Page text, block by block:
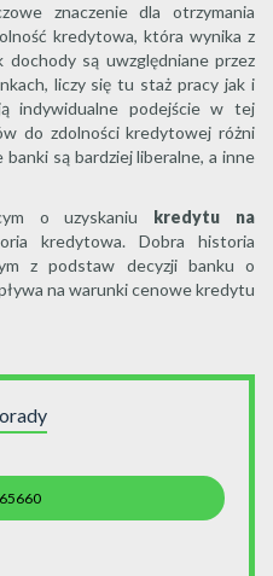
znaczenie dla otrzymania
kredytowa, która wynika z
są uwzględniane przez
liczy się tu staż pracy jak i
indywidualne podejście w tej
do zdolności kredytowej różni
są bardziej liberalne, a inne
o uzyskaniu kredytu na
kredytowa. Dobra historia
z podstaw decyzji banku o
na warunki cenowe kredytu